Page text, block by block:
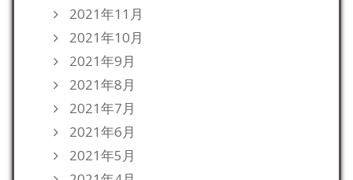
2021年11月
2021年10月
2021年9月
2021年8月
2021年7月
2021年6月
2021年5月